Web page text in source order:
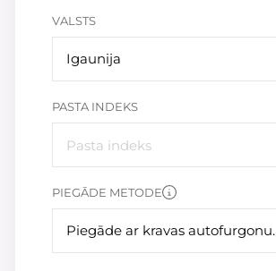
VALSTS
Igaunija
PASTA INDEKS
PIEGĀDE METODE
Piegāde ar kravas autofurgonu.